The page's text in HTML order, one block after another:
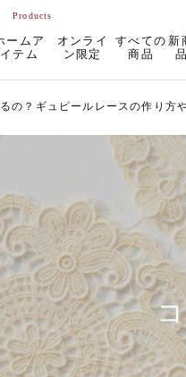
ームア
イテム
オンライ
ン限定
すべての
商品
新
品
の？ギュピールレースの作り方